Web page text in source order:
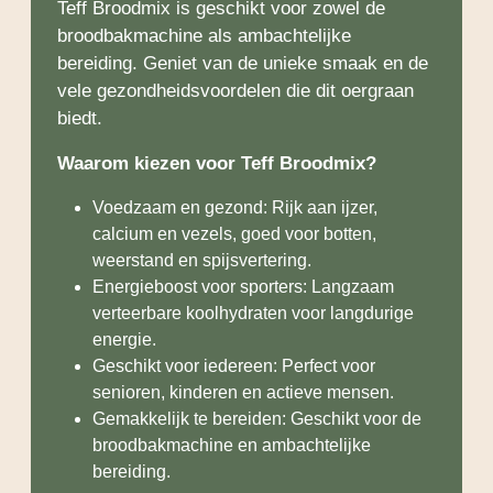
Teff Broodmix is geschikt voor zowel de
broodbakmachine als ambachtelijke
bereiding. Geniet van de unieke smaak en de
vele gezondheidsvoordelen die dit oergraan
biedt.
Waarom kiezen voor Teff Broodmix?
Voedzaam en gezond: Rijk aan ijzer,
calcium en vezels, goed voor botten,
weerstand en spijsvertering.
Energieboost voor sporters: Langzaam
verteerbare koolhydraten voor langdurige
energie.
Geschikt voor iedereen: Perfect voor
senioren, kinderen en actieve mensen.
Gemakkelijk te bereiden: Geschikt voor de
broodbakmachine en ambachtelijke
bereiding.